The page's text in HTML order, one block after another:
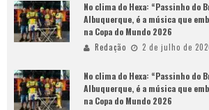
No clima do Hexa: “Passinho do
Albuquerque, é a música que
na Copa do Mundo 2026
Redação 2 de julho de
No clima do Hexa: “Passinho do
Albuquerque, é a música que
na Copa do Mundo 2026